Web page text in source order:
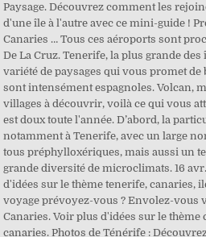
Paysage. Découvrez comment les
d'une île à l'autre avec ce mini-guide !
Canaries … Tous ces aéroports sont
De La Cruz. Tenerife, la plus grande
variété de paysages qui vous promet
sont intensément espagnoles. Volcan,
villages à découvrir, voilà ce qui vous
est doux toute l'année. D’abord, la
notamment à Tenerife, avec un large
tous préphylloxériques, mais aussi un
grande diversité de microclimats. 16
d'idées sur le thème tenerife, canaries,
voyage prévoyez-vous ? Envolez-vous
Canaries. Voir plus d'idées sur le thème
canaries. Photos de Ténérife :